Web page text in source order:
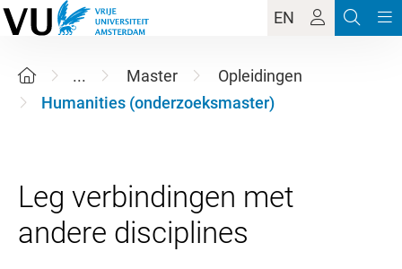
EN
... Master
Opleidingen
Humanities (onderzoeksmaster)
Leg verbindingen met